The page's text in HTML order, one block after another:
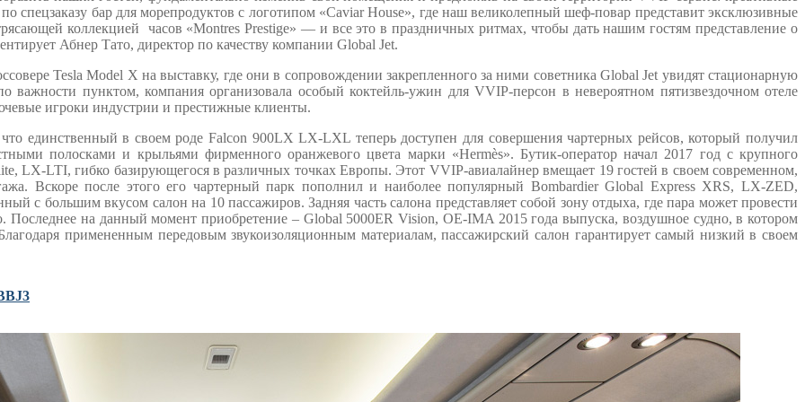
спецзаказу бар для морепродуктов с логотипом «Caviar House», где наш великолепный шеф-повар представит эксклюзивные
коллекцией часов «Montres Prestige» — и все это в праздничных ритмах, чтобы дать нашим гостям представление о
Абнер Тато, директор по качеству компании Global Jet.
Tesla Model X на выставку, где они в сопровождении закрепленного за ними советника Global Jet увидят стационарную
пунктом, компания организовала особый коктейль-ужин для VVIP-персон в невероятном пятизвездочном отеле
игроки индустрии и престижные клиенты.
единственный в своем роде Falcon 900LX LX-LXL теперь доступен для совершения чартерных рейсов, который получил
полосками и крыльями фирменного оранжевого цвета марки «Hermès». Бутик-оператор начал 2017 год с крупного
LX-LTI, гибко базирующегося в различных точках Европы. Этот VVIP-авиалайнер вмещает 19 гостей в своем современном,
Вскоре после этого его чартерный парк пополнил и наиболее популярный Bombardier Global Express XRS, LX-ZED,
с большим вкусом салон на 10 пассажиров. Задняя часть салона представляет собой зону отдыха, где пара может провести
Последнее на данный момент приобретение – Global 5000ER Vision, OE-IMA 2015 года выпуска, воздушное судно, в котором
примененным передовым звукоизоляционным материалам, пассажирский салон гарантирует самый низкий в своем